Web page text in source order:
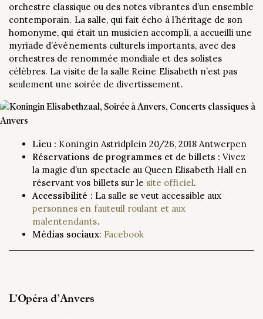
orchestre classique ou des notes vibrantes d’un ensemble
contemporain. La salle, qui fait écho à l’héritage de son
homonyme, qui était un musicien accompli, a accueilli une
myriade d’événements culturels importants, avec des
orchestres de renommée mondiale et des solistes
célèbres. La visite de la salle Reine Elisabeth n’est pas
seulement une soirée de divertissement.
Lieu : Koningin Astridplein 20/26, 2018 Antwerpen
Réservations de programmes et de billets : Vivez
la magie d’un spectacle au Queen Elisabeth Hall en
réservant vos billets sur le site officiel.
Accessibilité : La salle se veut accessible aux
personnes en fauteuil roulant et aux
malentendants.
Médias sociaux: Facebook
L’Opéra d’Anvers